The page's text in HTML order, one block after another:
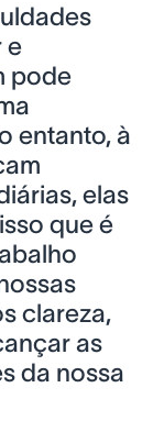
e
pode
entanto, à
elas
que é
clareza,
as
da nossa